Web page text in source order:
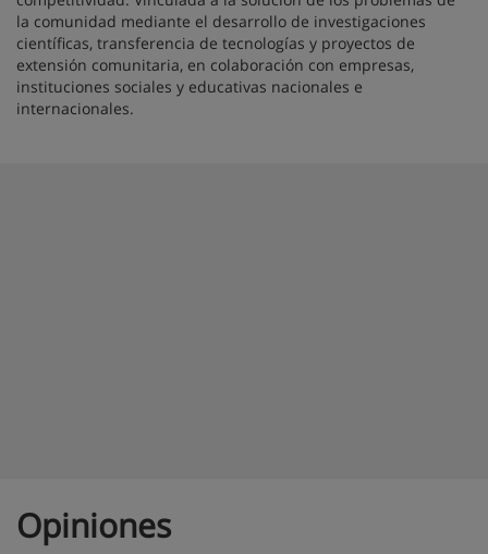
la comunidad mediante el desarrollo de investigaciones
científicas, transferencia de tecnologías y proyectos de
extensión comunitaria, en colaboración con empresas,
instituciones sociales y educativas nacionales e
internacionales.
Opiniones